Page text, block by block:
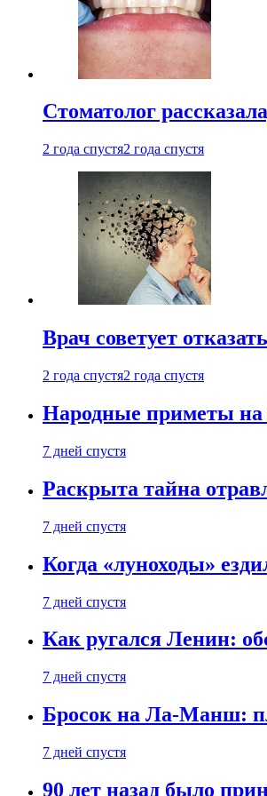
Стоматолог
2 года спустя2 года спустя
Врач советует
2 года спустя2 года спустя
Народные приметы на
7 дней спустя
Раскрыта тайна
7 дней спустя
Когда «луноходы»
7 дней спустя
Как ругался Ленин:
7 дней спустя
Бросок на Ла-Манш:
7 дней спустя
90 лет назад было